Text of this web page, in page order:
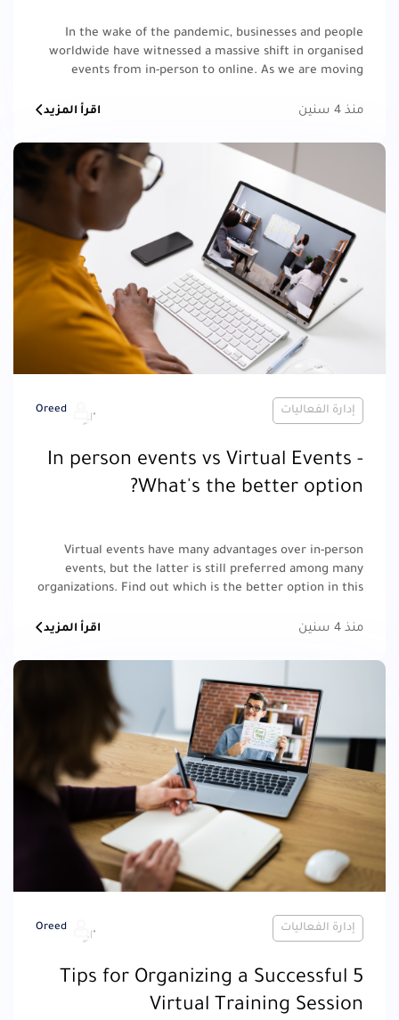
In the wake of the pandemic, businesses and people
worldwide have witnessed a massive shift in organised
events from in-person to online. As we are moving
continue to shape the way we do business.
منذ 4 سنين اقرأ المزيد
إدارة الفعاليات Oreed
In person events vs Virtual Events -
What's the better option?
Virtual events have many advantages over in-person
events, but the latter is still preferred among many
organizations. Find out which is the better option in this
منذ 4 سنين
اقرأ المزيد
إدارة الفعاليات Oreed
5 Tips for Organizing a Successful
Virtual Training Session